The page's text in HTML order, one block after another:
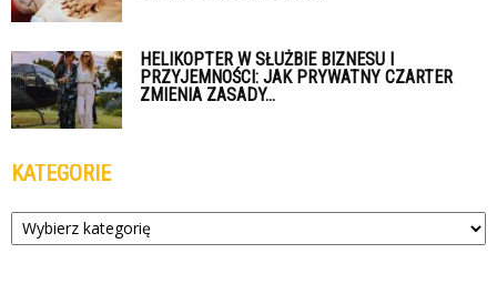
HELIKOPTER W SŁUŻBIE BIZNESU I
PRZYJEMNOŚCI: JAK PRYWATNY CZARTER
ZMIENIA ZASADY...
KATEGORIE
Kategorie